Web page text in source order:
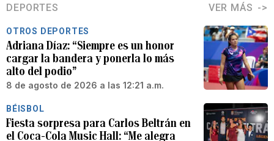
DEPORTES VER MÁS
OTROS DEPORTES
Adriana Díaz: “Siempre es un honor
cargar la bandera y ponerla lo más
alto del podio”
8 de agosto de 2026 a las 12:21 a.m.
BÉISBOL
Fiesta sorpresa para Carlos Beltrán en
el Coca-Cola Music Hall: “Me alegra